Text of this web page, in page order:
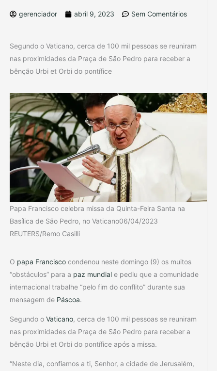
gerenciador abril 9, 2023 Sem Comentários
Segundo o Vaticano, cerca de 100 mil pessoas se reuniram
nas proximidades da Praça de São Pedro para receber a
bênção Urbi et Orbi do pontífice
Papa Francisco celebra missa da Quinta-Feira Santa na
Basílica de São Pedro, no Vaticano06/04/2023
REUTERS/Remo Casilli
O papa Francisco condenou neste domingo (9) os muitos
“obstáculos” para a paz mundial e pediu que a comunidade
internacional trabalhe “pelo fim do conflito” durante sua
mensagem de Páscoa.
Segundo o Vaticano, cerca de 100 mil pessoas se reuniram
nas proximidades da Praça de São Pedro para receber a
bênção Urbi et Orbi do pontífice após a missa.
“Neste dia, confiamos a ti, Senhor, a cidade de Jerusalém,